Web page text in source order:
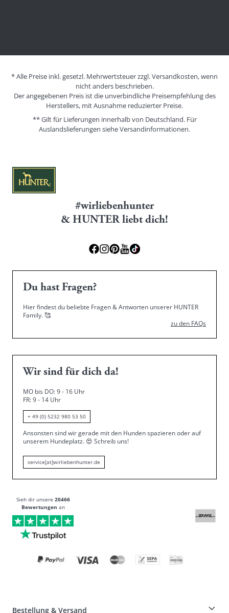
* Alle Preise inkl. gesetzl. Mehrwertsteuer zzgl. Versandkosten, wenn
nicht anders beschrieben.
Der angegebenen Preis ist die unverbindliche Preisempfehlung des
Herstellers, mit Ausnahme reduzierter Preise.
** Gilt für Lieferungen innerhalb von Deutschland. Für
Auslandslieferungen sieheVersandinformationen.
#wirliebenhunter
& HUNTER liebt dich!
Du hast Fragen?
Hier findest du beliebte Fragen & Antworten unserer HUNTER
Family.🥰
zu den FAQs
Wir sind für dich da!
MO bis DO: 9 - 16 Uhr
FR: 9 - 14 Uhr
+ 49 (0) 5232 980 53 50
Ansonsten sind wir gerade mit den Hunden spazieren oder auf
unserem Hundeplatz. 😍 Schreib uns!
service[at]wirliebenhunter.de
Sieh dir unsere 20466
Bewertungen an
Bestellung & Versand